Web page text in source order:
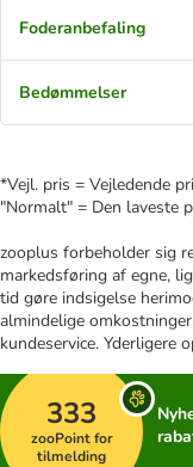
Foderanbefaling
Bedømmelser
*Vejl. pris = Vejledende
"Normalt" = Den laveste
zooplus forbeholder sig
markedsføring af egne,
tid gøre indsigelse
almindelige
kundeservice. Yderligere
333
zooPoint for
tilmelding